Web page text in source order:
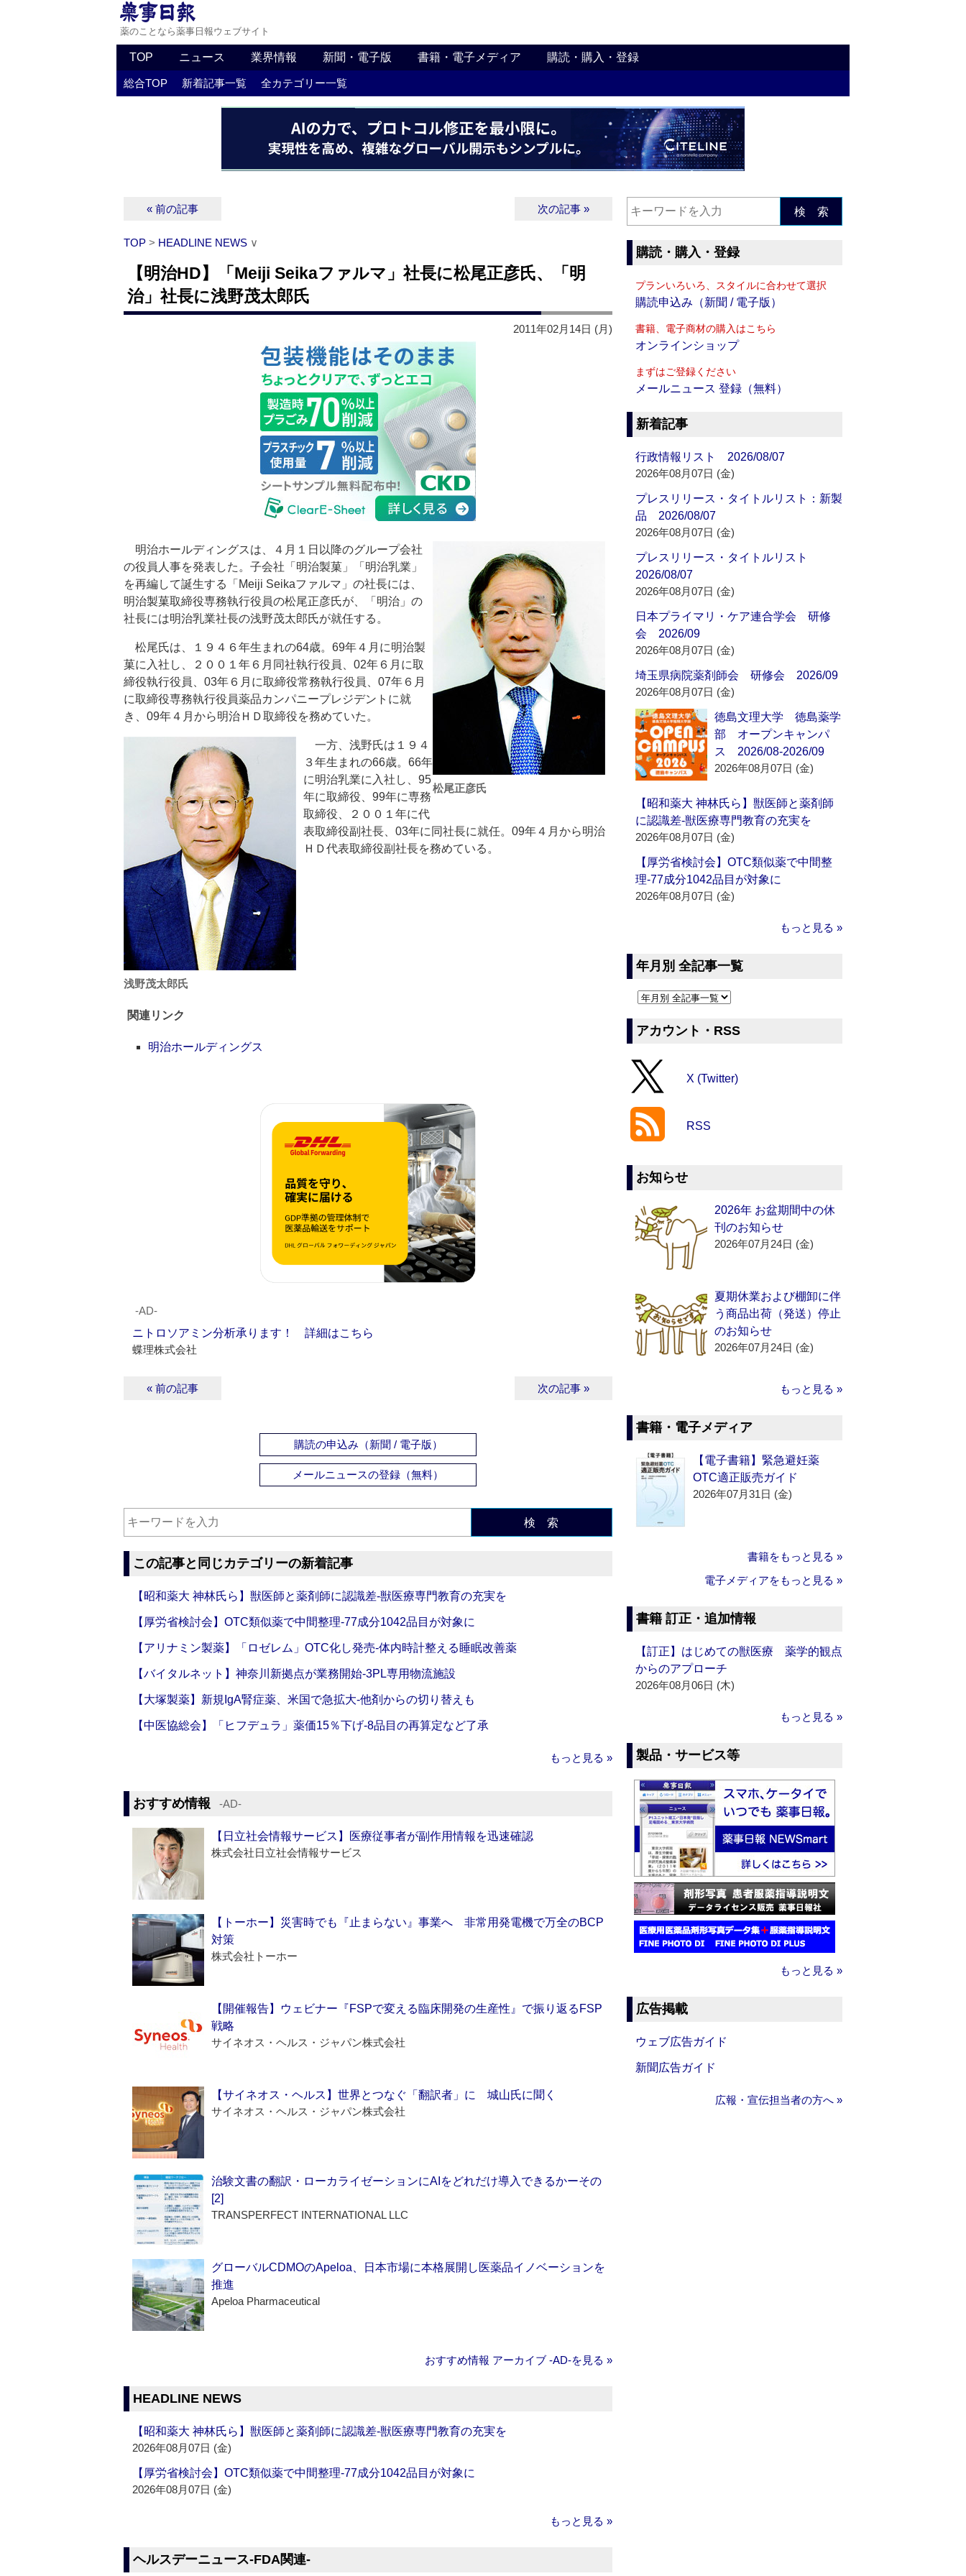
薬のことなら薬事日報ウェブサイト
TOP ニュース 業界情報 新聞・電子版 書籍・電子メディア 購読・購入・登録
総合TOP 新着記事一覧 全カテゴリー一覧
« 前の記事 次の記事 »
TOP > HEADLINE NEWS ∨
【明治HD】「Meiji Seikaファルマ」社長に松尾正彦氏、「明
治」社長に浅野茂太郎氏
2011年02月14日 (月)
松尾正彦氏
明治ホールディングスは、４月１日以降のグループ会社
の役員人事を発表した。子会社「明治製菓」「明治乳業」
を再編して誕生する「Meiji Seikaファルマ」の社長には、
明治製菓取締役専務執行役員の松尾正彦氏が、「明治」の
社長には明治乳業社長の浅野茂太郎氏が就任する。
松尾氏は、１９４６年生まれの64歳。69年４月に明治製
菓に入社し、２００１年６月同社執行役員、02年６月に取
締役執行役員、03年６月に取締役常務執行役員、07年６月
に取締役専務執行役員薬品カンパニープレジデントに就
き、09年４月から明治ＨＤ取締役を務めていた。
浅野茂太郎氏
一方、浅野氏は１９４
３年生まれの66歳。66年
に明治乳業に入社し、95
年に取締役、99年に専務
取締役、２００１年に代
表取締役副社長、03年に同社長に就任。09年４月から明治
ＨＤ代表取締役副社長を務めている。
関連リンク
明治ホールディングス
‐AD‐
ニトロソアミン分析承ります！ 詳細はこちら
蝶理株式会社
« 前の記事 次の記事 »
購読の申込み（新聞 / 電子版）
メールニュースの登録（無料）
検 索
この記事と同じカテゴリーの新着記事
【昭和薬大 神林氏ら】獣医師と薬剤師に認識差‐獣医療専門教育の充実を
【厚労省検討会】OTC類似薬で中間整理‐77成分1042品目が対象に
【アリナミン製薬】「ロゼレム」OTC化し発売‐体内時計整える睡眠改善薬
【バイタルネット】神奈川新拠点が業務開始‐3PL専用物流施設
【大塚製薬】新規IgA腎症薬、米国で急拡大‐他剤からの切り替えも
【中医協総会】「ヒフデュラ」薬価15％下げ‐8品目の再算定など了承
もっと見る »
おすすめ情報 ‐AD‐
【日立社会情報サービス】医療従事者が副作用情報を迅速確認
株式会社日立社会情報サービス
【トーホー】災害時でも『止まらない』事業へ 非常用発電機で万全のBCP
対策
株式会社トーホー
【開催報告】ウェビナー『FSPで変える臨床開発の生産性』で振り返るFSP
戦略
サイネオス・ヘルス・ジャパン株式会社
【サイネオス・ヘルス】世界とつなぐ「翻訳者」に 城山氏に聞く
サイネオス・ヘルス・ジャパン株式会社
治験文書の翻訳・ローカライゼーションにAIをどれだけ導入できるかーその
[2]
TRANSPERFECT INTERNATIONAL LLC
グローバルCDMOのApeloa、日本市場に本格展開し医薬品イノベーションを
推進
Apeloa Pharmaceutical
おすすめ情報 アーカイブ ‐AD‐を見る »
HEADLINE NEWS
【昭和薬大 神林氏ら】獣医師と薬剤師に認識差‐獣医療専門教育の充実を
2026年08月07日 (金)
【厚労省検討会】OTC類似薬で中間整理‐77成分1042品目が対象に
2026年08月07日 (金)
もっと見る »
ヘルスデーニュース‐FDA関連‐
検 索
購読・購入・登録
プランいろいろ、スタイルに合わせて選択
購読申込み（新聞 / 電子版）
書籍、電子商材の購入はこちら
オンラインショップ
まずはご登録ください
メールニュース 登録（無料）
新着記事
行政情報リスト 2026/08/07
2026年08月07日 (金)
プレスリリース・タイトルリスト：新製
品 2026/08/07
2026年08月07日 (金)
プレスリリース・タイトルリスト
2026/08/07
2026年08月07日 (金)
日本プライマリ・ケア連合学会 研修
会 2026/09
2026年08月07日 (金)
埼玉県病院薬剤師会 研修会 2026/09
2026年08月07日 (金)
徳島文理大学 徳島薬学
部 オープンキャンパ
ス 2026/08-2026/09
2026年08月07日 (金)
【昭和薬大 神林氏ら】獣医師と薬剤師
に認識差‐獣医療専門教育の充実を
2026年08月07日 (金)
【厚労省検討会】OTC類似薬で中間整
理‐77成分1042品目が対象に
2026年08月07日 (金)
もっと見る »
年月別 全記事一覧
アカウント・RSS
X (Twitter)
RSS
お知らせ
2026年 お盆期間中の休
刊のお知らせ
2026年07月24日 (金)
夏期休業および棚卸に伴
う商品出荷（発送）停止
のお知らせ
2026年07月24日 (金)
もっと見る »
書籍・電子メディア
【電子書籍】緊急避妊薬
OTC適正販売ガイド
2026年07月31日 (金)
書籍をもっと見る »
電子メディアをもっと見る »
書籍 訂正・追加情報
【訂正】はじめての獣医療 薬学的観点
からのアプローチ
2026年08月06日 (木)
もっと見る »
製品・サービス等
もっと見る »
広告掲載
ウェブ広告ガイド
新聞広告ガイド
広報・宣伝担当者の方へ »